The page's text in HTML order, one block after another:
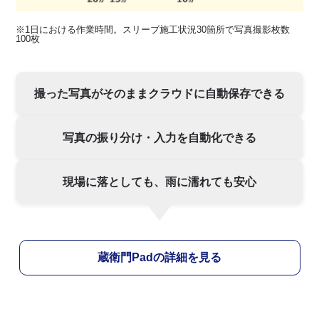
※1日における作業時間。スリーブ施工状況30箇所で写真撮影枚数
100枚
撮った写真がそのままクラウドに自動保存できる
写真の振り分け・入力を自動化できる
現場に落としても、雨に濡れても安心
蔵衛門Padの詳細を見る